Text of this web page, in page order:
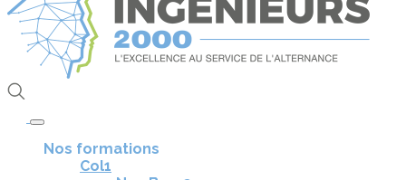
Toggle navigation
Nos formations
Col1